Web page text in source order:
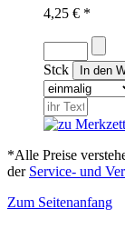
4,25 € *
Stck
*Alle Preise
der Service- und
Zum Seitenanfang